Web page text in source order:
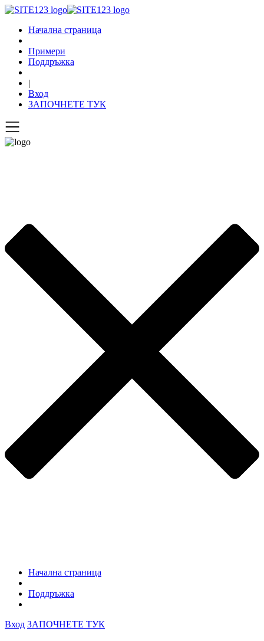
Начална страница
Примери
Поддръжка
|
Вход
ЗАПОЧНЕТЕ ТУК
Начална страница
Поддръжка
Вход ЗАПОЧНЕТЕ ТУК